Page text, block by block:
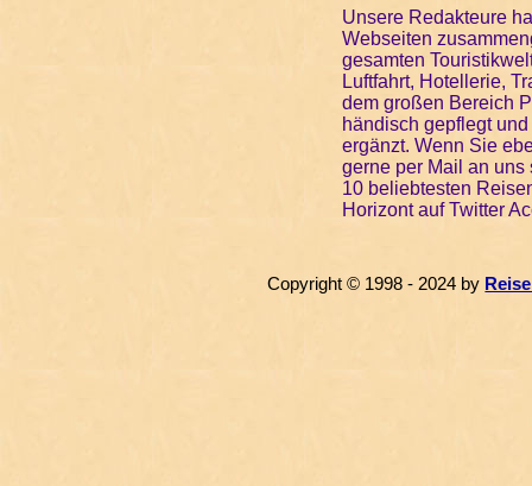
Unsere Redakteure
Webseiten
gesamten
Luftfahrt, Hotellerie,
dem großen Bereich
händisch gepflegt
ergänzt. Wenn Sie
gerne per Mail an
10 beliebtesten
Horizont auf Twitter
Copyright © 1998 - 2024 by